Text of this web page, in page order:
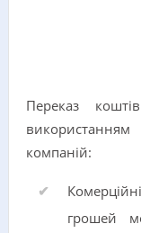
Переказ
компаній:
грошей